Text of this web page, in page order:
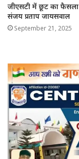
जीएसटी में छूट का फैसला
संजय प्रताप जायसवाल
September 21, 2025